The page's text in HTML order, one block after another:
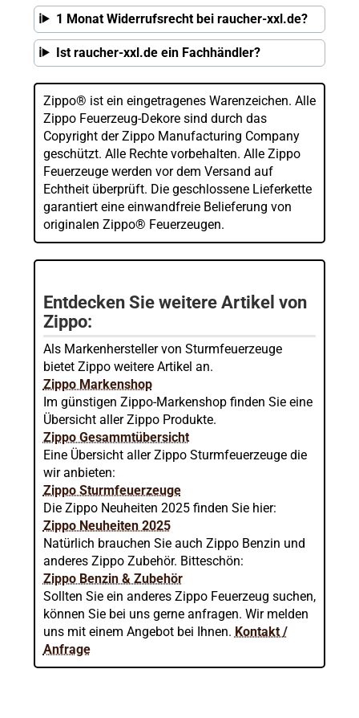
1 Monat Widerrufsrecht bei raucher-xxl.de?
Ist raucher-xxl.de ein Fachhändler?
Zippo® ist ein eingetragenes Warenzeichen. Alle
Zippo Feuerzeug-Dekore sind durch das
Copyright der Zippo Manufacturing Company
geschützt. Alle Rechte vorbehalten. Alle Zippo
Feuerzeuge werden vor dem Versand auf
Echtheit überprüft. Die geschlossene Lieferkette
garantiert eine einwandfreie Belieferung von
originalen Zippo® Feuerzeugen.
Entdecken Sie weitere Artikel von
Zippo:
Als Markenhersteller von Sturmfeuerzeuge
bietet Zippo weitere Artikel an.
Zippo Markenshop
Im günstigen Zippo-Markenshop finden Sie eine
Übersicht aller Zippo Produkte.
Zippo Gesammtübersicht
Eine Übersicht aller Zippo Sturmfeuerzeuge die
wir anbieten:
Zippo Sturmfeuerzeuge
Die Zippo Neuheiten 2025 finden Sie hier:
Zippo Neuheiten 2025
Natürlich brauchen Sie auch Zippo Benzin und
anderes Zippo Zubehör. Bitteschön:
Zippo Benzin & Zubehör
Sollten Sie ein anderes Zippo Feuerzeug suchen,
können Sie bei uns gerne anfragen. Wir melden
uns mit einem Angebot bei Ihnen. Kontakt /
Anfrage